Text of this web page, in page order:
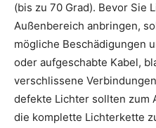
(bis zu 70 Grad). Bevor Sie
Außenbereich anbringen,
mögliche Beschädigungen
oder aufgeschabte Kabel,
verschlissene
defekte Lichter sollten zum
die komplette Lichterkette